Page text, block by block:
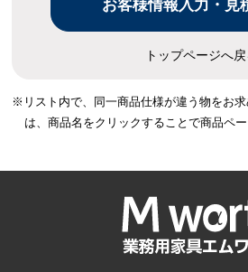
トップページへ
※リスト内で、同一商品仕様が違う物をお
は、商品名をクリックすることで商品ペー